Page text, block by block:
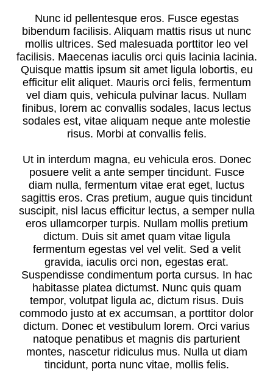
Nunc id pellentesque eros. Fusce egestas
bibendum facilisis. Aliquam mattis risus ut nunc
mollis ultrices. Sed malesuada porttitor leo vel
facilisis. Maecenas iaculis orci quis lacinia lacinia.
Quisque mattis ipsum sit amet ligula lobortis, eu
efficitur elit aliquet. Mauris orci felis, fermentum
vel diam quis, vehicula pulvinar lacus. Nullam
finibus, lorem ac convallis sodales, lacus lectus
sodales est, vitae aliquam neque ante molestie
risus. Morbi at convallis felis.
Ut in interdum magna, eu vehicula eros. Donec
posuere velit a ante semper tincidunt. Fusce
diam nulla, fermentum vitae erat eget, luctus
sagittis eros. Cras pretium, augue quis tincidunt
suscipit, nisl lacus efficitur lectus, a semper nulla
eros ullamcorper turpis. Nullam mollis pretium
dictum. Duis sit amet quam vitae ligula
fermentum egestas vel vel velit. Sed a velit
gravida, iaculis orci non, egestas erat.
Suspendisse condimentum porta cursus. In hac
habitasse platea dictumst. Nunc quis quam
tempor, volutpat ligula ac, dictum risus. Duis
commodo justo at ex accumsan, a porttitor dolor
dictum. Donec et vestibulum lorem. Orci varius
natoque penatibus et magnis dis parturient
montes, nascetur ridiculus mus. Nulla ut diam
tincidunt, porta nunc vitae, mollis felis.